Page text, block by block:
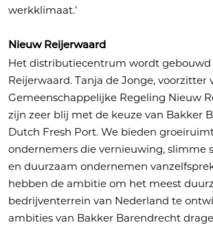
werkklimaat.’
Nieuw Reijerwaard
Het distributiecentrum wordt gebouwd
Reijerwaard. Tanja de Jonge, voorzitter
Gemeenschappelijke Regeling Nieuw
zijn zeer blij met de keuze van Bakker
Dutch Fresh Port. We bieden
ondernemers die vernieuwing, slimme
en duurzaam ondernemen
hebben de ambitie om het meest
bedrijventerrein van Nederland te
ambities van Bakker Barendrecht